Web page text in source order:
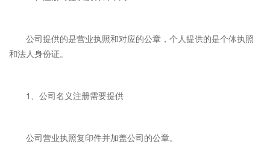
公司提供的是营业执照和对应的公章，个人提供的是个体执照
和法人身份证。
1、公司名义注册需要提供
公司营业执照复印件并加盖公司的公章。